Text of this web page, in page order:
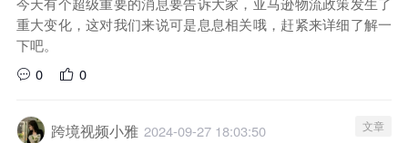
重大变化，这对我们来说可是息息相关哦，赶紧来详细了解一
下吧。
0
0
跨境视频小雅 2024-09-27 18:03:50 文章